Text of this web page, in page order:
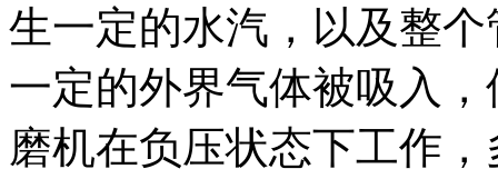
生一定的水汽，以及整
一定的外界气体被吸入
磨机在负压状态下工作